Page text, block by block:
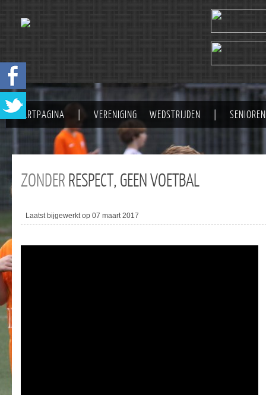
STARTPAGINA VERENIGING WEDSTRIJDEN SENIOREN
ZONDERRESPECT, GEEN VOETBAL
Laatst bijgewerkt op 07 maart 2017